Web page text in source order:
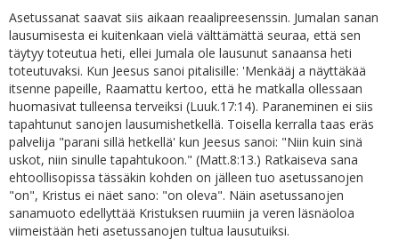
Asetussanat saavat siis aikaan reaalipreesenssin. Jumalan sanan
lausumisesta ei kuitenkaan vielä välttämättä seuraa, että sen
täytyy toteutua heti, ellei Jumala ole lausunut sanaansa heti
toteutuvaksi. Kun Jeesus sanoi pitalisille: 'Menkääj a näyttäkää
itsenne papeille, Raamattu kertoo, että he matkalla ollessaan
huomasivat tulleensa terveiksi (Luuk.17:14). Paraneminen ei siis
tapahtunut sanojen lausumishetkellä. Toisella kerralla taas eräs
palvelija "parani sillä hetkellä' kun Jeesus sanoi: "Niin kuin sinä
uskot, niin sinulle tapahtukoon." (Matt.8:13.) Ratkaiseva sana
ehtoollisopissa tässäkin kohden on jälleen tuo asetussanojen
"on", Kristus ei näet sano: "on oleva". Näin asetussanojen
sanamuoto edellyttää Kristuksen ruumiin ja veren läsnäoloa
viimeistään heti asetussanojen tultua lausutuiksi.